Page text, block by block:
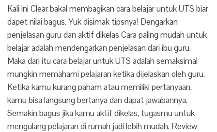
Kali ini Clear bakal membagikan cara belajar untuk UTS biar
dapet nilai bagus. Yuk disimak tipsnya! Dengarkan
penjelasan guru dan aktif dikelas Cara paling mudah untuk
belajar adalah mendengarkan penjelasan dari ibu guru.
Maka dari itu cara belajar untuk UTS adalah semaksimal
mungkin memahami pelajaran ketika dijelaskan oleh guru.
Ketika kamu kurang paham atau memiliki pertanyaan,
kamu bisa langsung bertanya dan dapat jawabannya.
Semakin bagus jika kamu aktif dikelas, tugasmu untuk
mengulang pelajaran di rumah jadi lebih mudah. Review